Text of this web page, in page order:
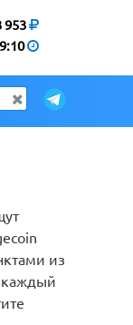
953
из
каждый